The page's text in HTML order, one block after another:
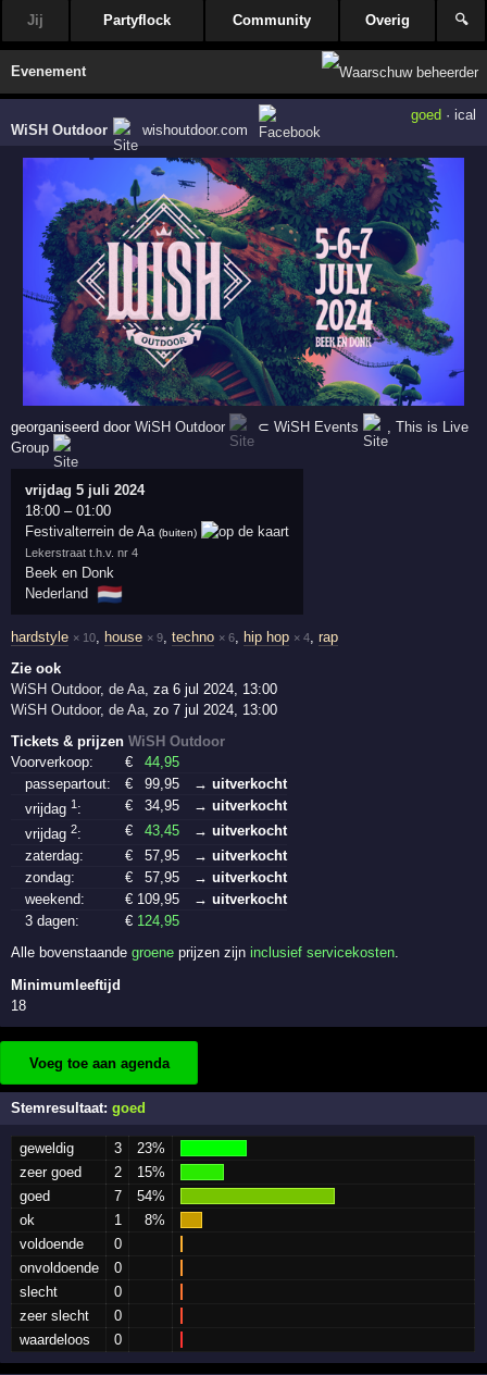
Jij Partyflock Community Overig 🔍
Evenement
WiSH Outdoor wishoutdoor.com
goed · ical
georganiseerd doorWiSH Outdoor ⊂WiSH Events ,This is Live
Group
vrijdag 5 juli 2024
18:00 –01:00
Festivalterrein de Aa (buiten)
Lekerstraat t.h.v. nr 4
Beek en Donk
Nederland
🇳🇱
hardstyle × 10 house × 9 ,techno × 6 hip hop × 4 ,rap
Zie ook
WiSH Outdoor,de Aa ,za 6 jul 2024, 13:00
WiSH Outdoor,de Aa ,zo 7 jul 2024, 13:00
Tickets & prijzenWiSH Outdoor
Voorverkoop:
€ 44,95
passepartout:
€ 99,95
→ uitverkocht
vrijdag1 : € 34,95
→ uitverkocht
vrijdag2: € 43,45
→ uitverkocht
zaterdag:
€ 57,95
→ uitverkocht
zondag:
€ 57,95
→ uitverkocht
weekend:
€ 109,95
→ uitverkocht
3 dagen:
€ 124,95
Alle bovenstaandegroene prijzen zijninclusief servicekosten.
Minimumleeftijd
18
Voeg toe aan agenda
Stemresultaat:goed
geweldig 3
23%
zeer goed
2
15%
goed
7
54%
ok
1
8%
voldoende
0
onvoldoende
0
slecht
0
zeer slecht
0
waardeloos
0